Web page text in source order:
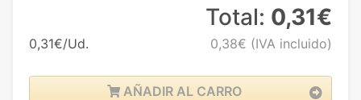
0,31€/Ud.
Total: 0,31€
0,38€ (IVA incluido)
AÑADIR AL CARRO